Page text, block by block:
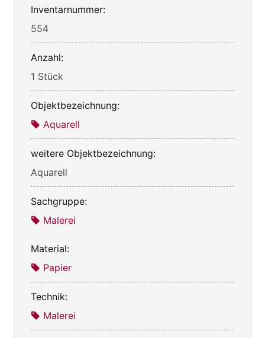
Inventarnummer:
554
Anzahl:
1 Stück
Objektbezeichnung:
Aquarell
weitere Objektbezeichnung:
Aquarell
Sachgruppe:
Malerei
Material:
Papier
Technik:
Malerei